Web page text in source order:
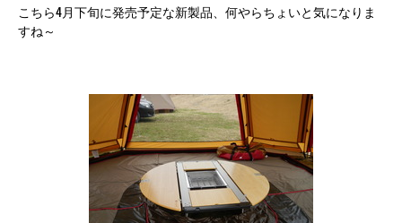
こちら4月下旬に発売予定な新製品、何やらちょいと気になりま
すね～